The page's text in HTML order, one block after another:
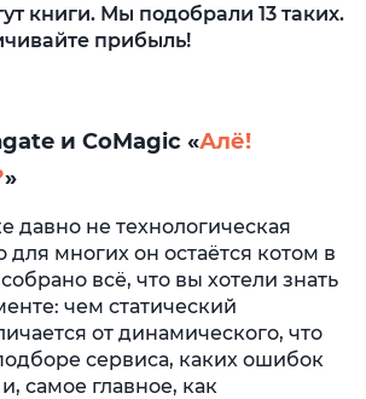
книги. Мы подобрали 13 таких.
прибыль!
и CoMagic «Алё!
»
давно не технологическая
для многих он остаётся котом в
всё, что вы хотели знать
чем статический
от динамического, что
сервиса, каких ошибок
самое главное, как
«Мобильный маркетинг»
и Анна Турусина
по созданию
маркетинговых стратегий»